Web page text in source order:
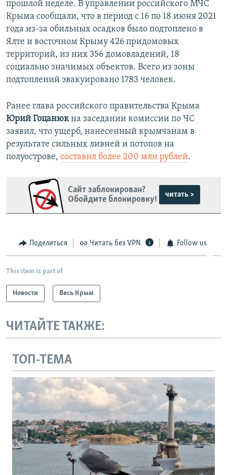
прошлой неделе. В управлении российского МЧС
Крыма сообщали, что в период с 16 по 18 июня 2021
года из-за обильных осадков было подтоплено в
Ялте и восточном Крыму 426 придомовых
территорий, из них 356 домовладений, 18
социально значимых объектов. Всего из зоны
подтоплений эвакуировано 1783 человек.
Ранее глава российского правительства Крыма
Юрий Гоцанюкна заседании комиссии по ЧС
заявил, что ущерб, нанесенный крымчанам в
результате сильных ливней и потопов на
полуострове, составил более 200 млн рублей.
Сайт заблокирован?
Обойдите блокировку!
читать >
Поделиться Читать без VPN Follow us
This item is part of
Новости Весь Крым
ЧИТАЙТЕ ТАКЖЕ:
ТОП-ТЕМА